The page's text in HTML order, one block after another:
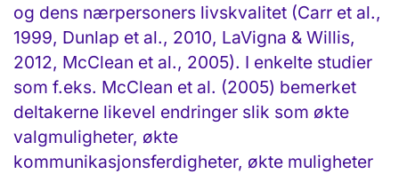
og dens nærpersoners livskvalitet (Carr et al.,
1999, Dunlap et al., 2010, LaVigna & Willis,
2012, McClean et al., 2005). I enkelte studier
som f.eks. McClean et al. (2005) bemerket
deltakerne likevel endringer slik som økte
valgmuligheter, økte
kommunikasjonsferdigheter, økte muligheter